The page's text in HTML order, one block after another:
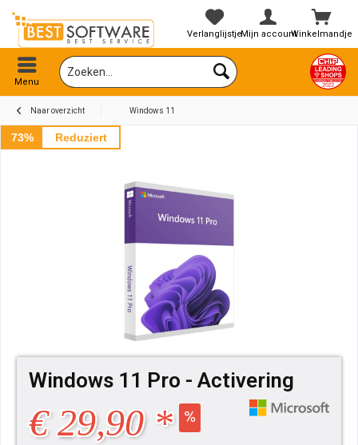
Winkelmandje
VerlanglijstjeMijn account
Menu
Naar overzicht Windows 11
73% Reduziert
Windows 11 Pro - Activering
€ 29,90 *